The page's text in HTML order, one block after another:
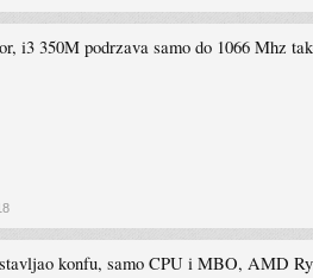
i3 350M podrzava samo do 1066 Mhz
konfu, samo CPU i MBO, AMD